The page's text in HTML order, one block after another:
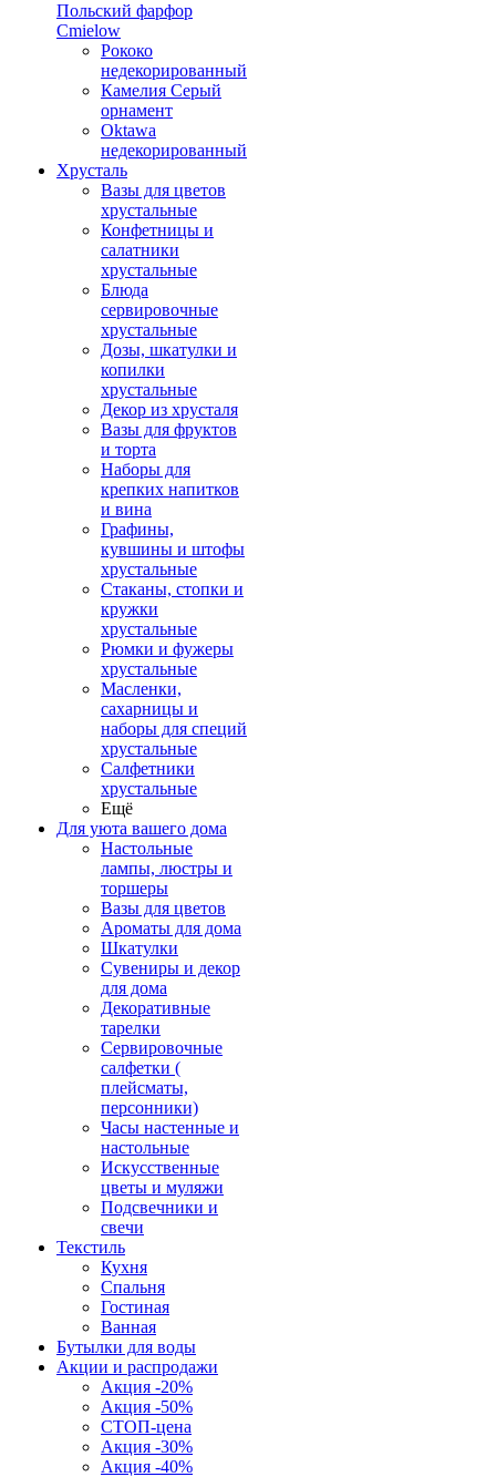
Польский фарфор
Сmielow
Рококо
недекорированный
Камелия Серый
орнамент
Oktawa
недекорированный
Хрусталь
Вазы для цветов
хрустальные
Конфетницы и
салатники
хрустальные
Блюда
сервировочные
хрустальные
Дозы, шкатулки и
копилки
хрустальные
Декор из хрусталя
Вазы для фруктов
и торта
Наборы для
крепких напитков
и вина
Графины,
кувшины и штофы
хрустальные
Стаканы, стопки и
кружки
хрустальные
Рюмки и фужеры
хрустальные
Масленки,
сахарницы и
наборы для специй
хрустальные
Салфетники
хрустальные
Ещё
Для уюта вашего дома
Настольные
лампы, люстры и
торшеры
Вазы для цветов
Ароматы для дома
Шкатулки
Сувениры и декор
для дома
Декоративные
тарелки
Сервировочные
салфетки (
плейсматы,
персонники)
Часы настенные и
настольные
Искусственные
цветы и муляжи
Подсвечники и
свечи
Текстиль
Кухня
Спальня
Гостиная
Ванная
Бутылки для воды
Акции и распродажи
Акция -20%
Акция -50%
СТОП-цена
Акция -30%
Акция -40%